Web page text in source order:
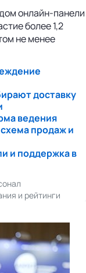
онлайн-панели
более 1,2
не менее
доставку
ведения
продаж и
и поддержка в
и рейтинги